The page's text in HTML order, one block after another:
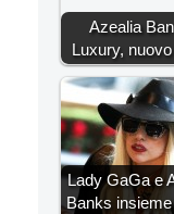
Azealia
Luxury,
Lady GaGa e
Banks